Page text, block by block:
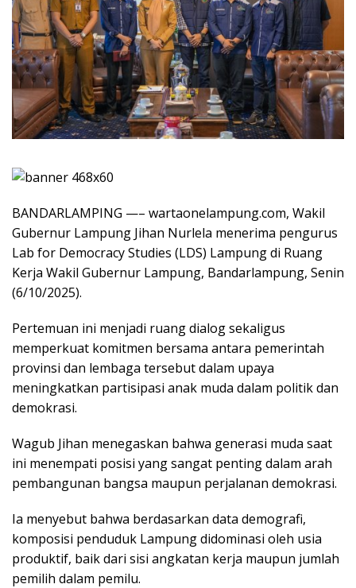
BANDARLAMPING —– wartaonelampung.com, Wakil
Gubernur Lampung Jihan Nurlela menerima pengurus
Lab for Democracy Studies (LDS) Lampung di Ruang
Kerja Wakil Gubernur Lampung, Bandarlampung, Senin
(6/10/2025).
Pertemuan ini menjadi ruang dialog sekaligus
memperkuat komitmen bersama antara pemerintah
provinsi dan lembaga tersebut dalam upaya
meningkatkan partisipasi anak muda dalam politik dan
demokrasi.
Wagub Jihan menegaskan bahwa generasi muda saat
ini menempati posisi yang sangat penting dalam arah
pembangunan bangsa maupun perjalanan demokrasi.
Ia menyebut bahwa berdasarkan data demografi,
komposisi penduduk Lampung didominasi oleh usia
produktif, baik dari sisi angkatan kerja maupun jumlah
pemilih dalam pemilu.